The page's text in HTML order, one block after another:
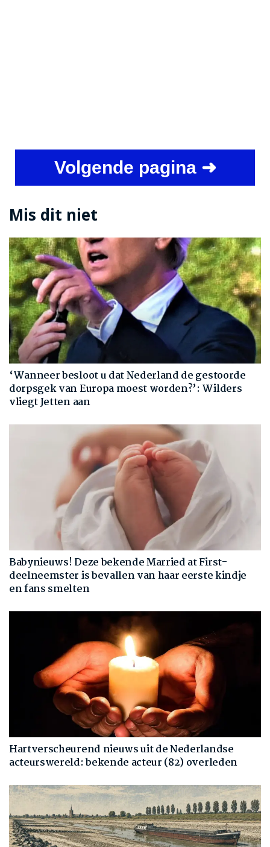
Volgende pagina ➜
Mis dit niet
‘Wanneer besloot u dat Nederland de gestoorde
dorpsgek van Europa moest worden?’: Wilders
vliegt Jetten aan
Babynieuws! Deze bekende Married at First-
deelneemster is bevallen van haar eerste kindje
en fans smelten
Hartverscheurend nieuws uit de Nederlandse
acteurswereld: bekende acteur (82) overleden